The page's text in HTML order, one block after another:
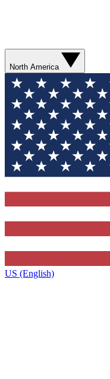
North America
US (English)